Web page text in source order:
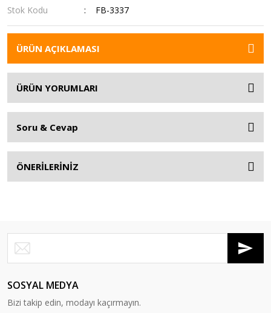
Stok Kodu
FB-3337
ÜRÜN AÇIKLAMASI
ÜRÜN YORUMLARI
Soru & Cevap
ÖNERİLERİNİZ
SOSYAL MEDYA
Bizi takip edin, modayı kaçırmayın.